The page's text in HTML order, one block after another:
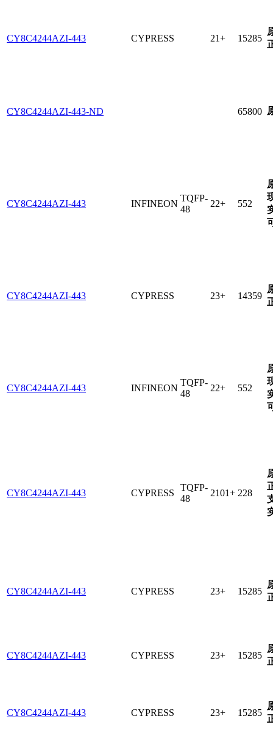
CY8C4244AZI-443 CYPRESS 21+ 15285
CY8C4244AZI-443-ND 65800
CY8C4244AZI-443 INFINEON
TQFP-
48
22+ 552
CY8C4244AZI-443 CYPRESS 23+ 14359
CY8C4244AZI-443 INFINEON
TQFP-
48
22+ 552
CY8C4244AZI-443 CYPRESS
TQFP-
48
2101+ 228
CY8C4244AZI-443 CYPRESS 23+ 15285
CY8C4244AZI-443 CYPRESS 23+ 15285
CY8C4244AZI-443 CYPRESS 23+ 15285